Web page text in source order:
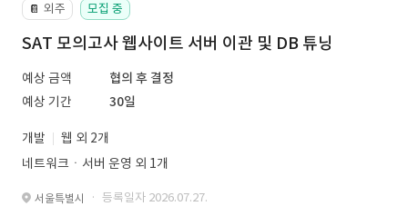
📔 외주 모집 중
SAT 모의고사 웹사이트 서버 이관 및 DB 튜닝
예상 금액
협의 후 결정
예상 기간
30일
개발
웹 외 2개
네트워크ㆍ서버 운영 외 1개
서울특별시 · 등록일자 2026.07.27.